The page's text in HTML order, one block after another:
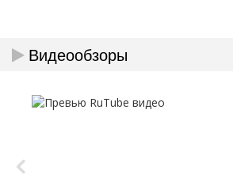
Видеообзоры